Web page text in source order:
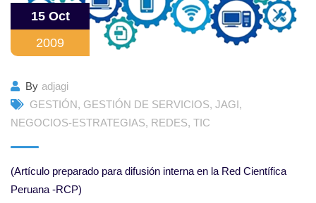
15 Oct
2009
By adjagi
GESTIÓN, GESTIÓN DE SERVICIOS, JAGI,
NEGOCIOS-ESTRATEGIAS, REDES, TIC
(Artículo preparado para difusión interna en la Red Científica
Peruana -RCP)